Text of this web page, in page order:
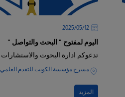
12‏/05‏/2025
اليوم لمفتوح " البحث والتواصل "
تدعوكم ادارة البحوث والاستشارات
مسرح مؤسسة الكويت للتقدم العلمي
المزيد